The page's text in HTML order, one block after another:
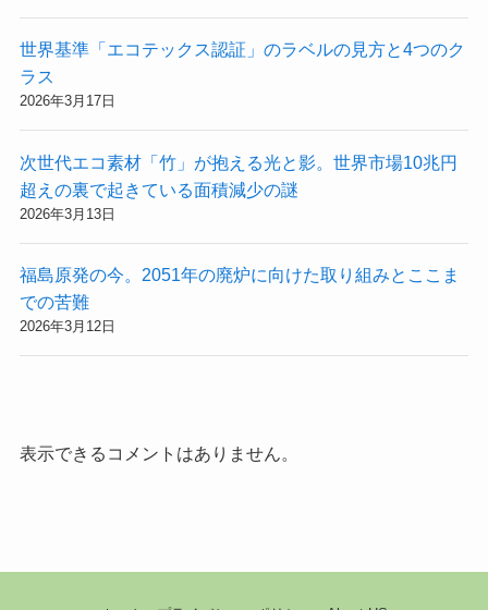
世界基準「エコテックス認証」のラベルの見方と4つのク
ラス
2026年3月17日
次世代エコ素材「竹」が抱える光と影。世界市場10兆円
超えの裏で起きている面積減少の謎
2026年3月13日
福島原発の今。2051年の廃炉に向けた取り組みとここま
での苦難
2026年3月12日
表示できるコメントはありません。